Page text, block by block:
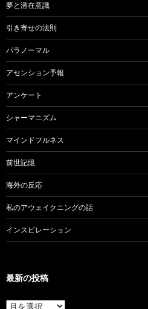
夢と潜在意識
引き寄せの法則
パラノーマル
アセンション予報
アンケート
シャーマニズム
マインドフルネス
前世記憶
海外の反応
私のアウェイクニングの話
インスピレーション
最新の投稿
最